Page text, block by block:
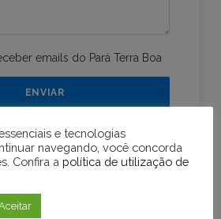
emails do Pará Terra Boa
e tecnologias
navegando, você concorda
Confira a política de utilização de